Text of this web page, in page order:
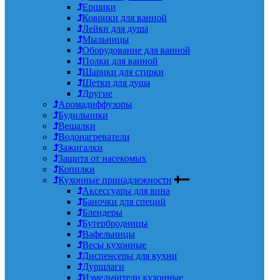
Ершики
Коврики для ванной
Лейки для душа
Мыльницы
Оборудование для ванной
Полки для ванной
Шарики для стирки
Щетки для душа
Другие
Аромадиффузоры
Будильники
Вешалки
Водонагреватели
Зажигалки
Защита от насекомых
Копилки
Кухонные принадлежности
Аксессуары для вина
Баночки для специй
Блендеры
Бутербродницы
Вафельницы
Весы кухонные
Диспенсеры для кухни
Дуршлаги
Измельчители кухонные